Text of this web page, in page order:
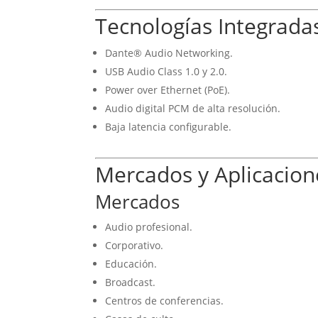
Tecnologías
Dante® Audio Networking.
USB Audio Class 1.0 y 2.0.
Power over Ethernet (PoE).
Audio digital PCM de alta resolución.
Baja latencia configurable.
Mercados y
Mercados
Audio profesional.
Corporativo.
Educación.
Broadcast.
Centros de conferencias.